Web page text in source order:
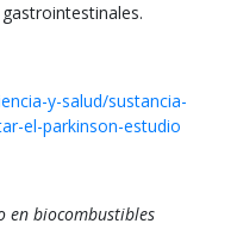
y-salud/sustancia-
el-parkinson-estudio
en biocombustibles